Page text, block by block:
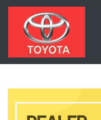
Langsung ke konten utama